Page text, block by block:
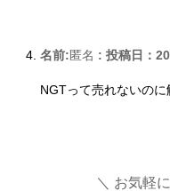
名前:匿名 : 投稿日：
NGTって売れないの
お気軽